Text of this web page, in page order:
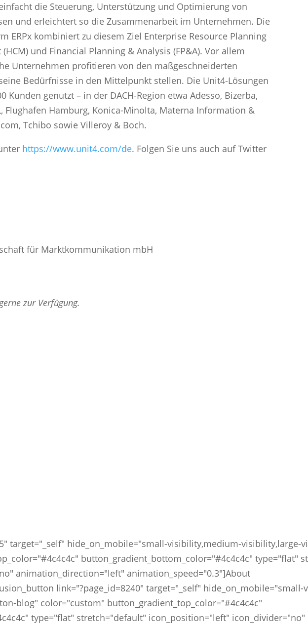
die Steuerung, Unterstützung und Optimierung von
und erleichtert so die Zusammenarbeit im Unternehmen. Die
ERPx kombiniert zu diesem Ziel Enterprise Resource Planning
und Financial Planning & Analysis (FP&A). Vor allem
Unternehmen profitieren von den maßgeschneiderten
Bedürfnisse in den Mittelpunkt stellen. Die Unit4-Lösungen
genutzt – in der DACH-Region etwa Adesso, Bizerba,
Flughafen Hamburg, Konica-Minolta, Materna Information &
Tchibo sowie Villeroy & Boch.
https://www.unit4.com/de. Folgen Sie uns auch auf Twitter
für Marktkommunikation mbH
zur Verfügung.
target="_self" hide_on_mobile="small-visibility,medium-visibility,large-
button_gradient_bottom_color="#4c4c4c" type="flat"
animation_direction="left" animation_speed="0.3"]About
link="?page_id=8240" target="_self"
blog" color="custom" button_gradient_top_color="#4c4c4c"
type="flat" stretch="default" icon_position="left" icon_divider="no"